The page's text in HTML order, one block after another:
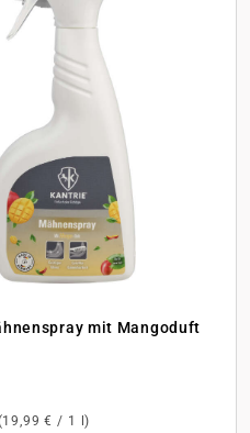
mit Mangoduft
€ / 1 l)